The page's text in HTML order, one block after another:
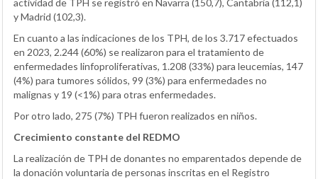
y Madrid (102,3).
En cuanto a las indicaciones de los TPH, de los 3.717 efectuados
en 2023, 2.244 (60%) se realizaron para el tratamiento de
enfermedades linfoproliferativas, 1.208 (33%) para leucemias, 147
(4%) para tumores sólidos, 99 (3%) para enfermedades no
malignas y 19 (<1%) para otras enfermedades.
Por otro lado, 275 (7%) TPH fueron realizados en niños.
Crecimiento constante del REDMO
La realización de TPH de donantes no emparentados depende de
la donación voluntaria de personas inscritas en el Registro